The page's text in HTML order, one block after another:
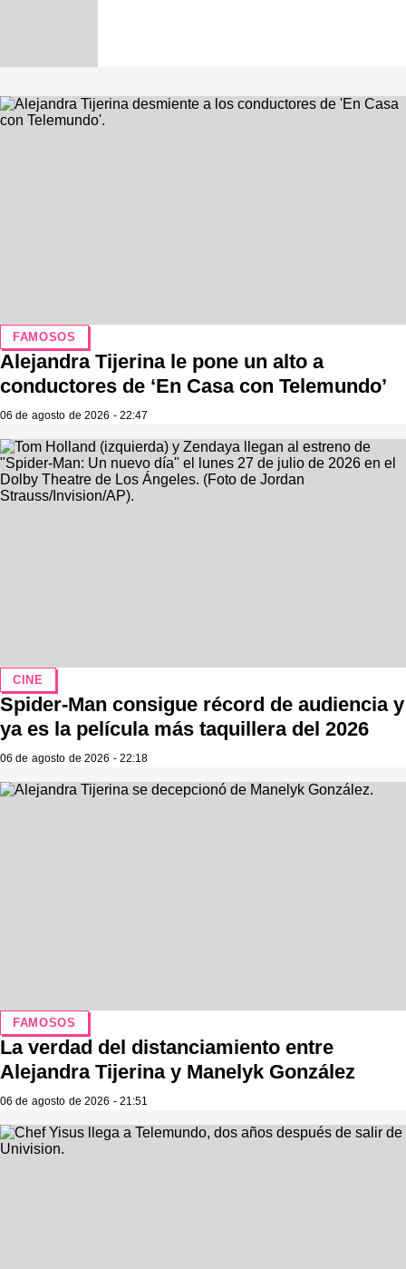
FAMOSOS
Alejandra Tijerina le pone un alto a
conductores de ‘En Casa con Telemundo’
06 de agosto de 2026 - 22:47
CINE
Spider-Man consigue récord de audiencia y
ya es la película más taquillera del 2026
06 de agosto de 2026 - 22:18
FAMOSOS
La verdad del distanciamiento entre
Alejandra Tijerina y Manelyk González
06 de agosto de 2026 - 21:51